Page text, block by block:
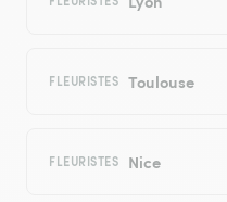
FLEURISTES Toulouse
FLEURISTES Nice